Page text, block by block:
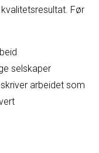
Før
selskaper
arbeidet som